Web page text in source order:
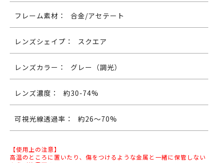
フレーム素材： 合金/アセテート
レンズシェイプ： スクエア
レンズカラー： グレー（調光）
レンズ濃度： 約30-74%
可視光線透過率： 約26～70%
【使用上の注意】
高温のところに置いたり、傷をつけるような金属と一緒に保管しない